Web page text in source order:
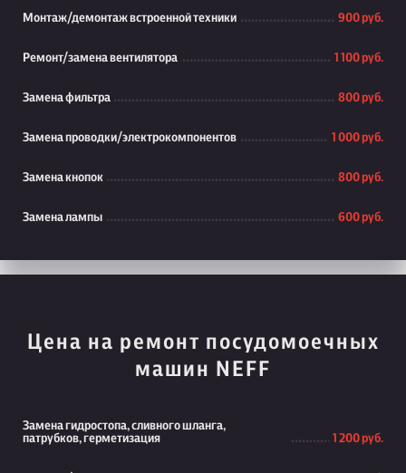
Монтаж/демонтаж встроенной техники 900 руб.
Ремонт/замена вентилятора 1 100 руб.
Замена фильтра 800 руб.
Замена проводки/электрокомпонентов 1 000 руб.
Замена кнопок 800 руб.
Замена лампы 600 руб.
Цена на ремонт посудомоечных
машин NEFF
Замена гидростопа, сливного шланга,
патрубков, герметизация
1 200 руб.